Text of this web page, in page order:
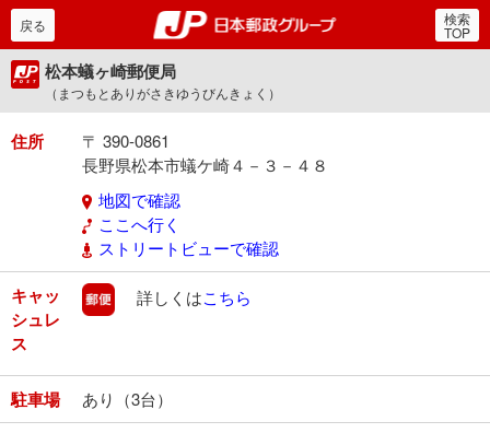
郵便局・日本郵政グルー
戻る 検索
TOP
松本蟻ヶ崎郵便局
（まつもとありがさきゆうびんきょく）
住所
〒 390-0861
長野県松本市蟻ケ崎４－３－４８
地図で確認
ここへ行く
ストリートビューで確認
キャッ
シュレ
ス
郵便
詳しくはこちら
駐車場 あり（3台）